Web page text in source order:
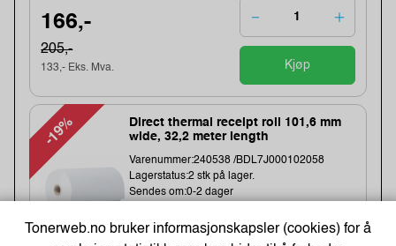
166,-
205,-
133,- Eks. Mva. Kjøp
-19%
Direct thermal receipt roll 101,6 mm
wide, 32,2 meter length
Varenummer:240538 /BDL7J000102058
Lagerstatus:2 stk på lager.
Sendes om:0-2 dager
Bestillingsvare - Produktet kan ikke bli returnert
Tonerweb.no bruker informasjonskapsler (cookies) for å